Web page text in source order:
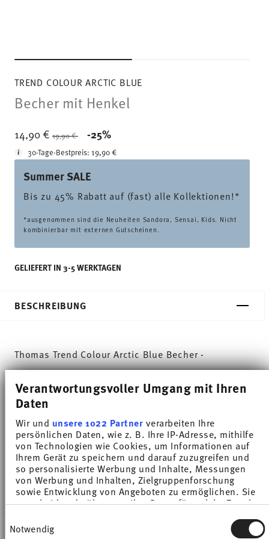
Verantwortungsvoller Umgang mit Ihren
Daten
Wir und unsere 1022 Partnerverarbeiten Ihre
persönlichen Daten, wie z. B. Ihre IP-Adresse, mithilfe
von Technologien wie Cookies, um Informationen auf
Ihrem Gerät zu speichern und darauf zuzugreifen und
so personalisierte Werbung und Inhalte, Messungen
von Werbung und Inhalten, Zielgruppenforschung
sowie Entwicklung von Angeboten zu ermöglichen. Sie
entscheiden darüber, wer Ihre Daten für welche Zwecke
Cookie-Erklärung oder durch Klicken auf das Privacy
Trigger Symbol ändern oder widerrufen
Notwendig
TREND COLOUR ARCTIC BLUE
Becher mit Henkel
14,90 € Price reduced from
19,90 € -25%
30-Tage-Bestpreis:19,90 €
Summer SALE
Bis zu 45% Rabatt auf (fast) alle Kollektionen!*
*ausgenommen sind die Neuheiten Sandora, Sensai, Kids. Nicht
kombinierbar mit externen Gutscheinen.
GELIEFERT IN 3-5 WERKTAGEN
BESCHREIBUNG
Thomas Trend Colour Arctic Blue Becher -
Zylindrisch - Ø 7,0 cm - h 8,2 cm - 0,280 l,
Porzellan
Trend Weiß gilt weltweit als eines der beliebtesten
Service für den alltäglichen Gebrauch. Mit Trend
Colour setzt Thomas farbige Akzente, inspiriert von
der Natur des Nordens.
DETAILS